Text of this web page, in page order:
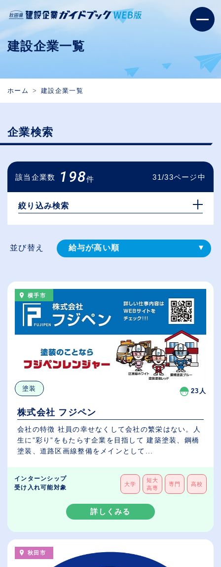
建設企業一覧
ホーム 建設企業一覧
企業検索
該当企業数 198件 31/33ページ中
絞り込み検索
並び替え 給与が高い順
休日数が多い順
横手市
塗装 23人
株式会社 フジペン
会社の特徴 社員の幸せなくして会社の繁栄はない。人
生に”彩り”をもたらす企業を目指して 建築塗装、鋼橋
塗装、道路区画線整備をメインとして...
インターンシップ
受け入れ可能対象
大学
短大
高専
専門 高校
詳しくみる
秋田市